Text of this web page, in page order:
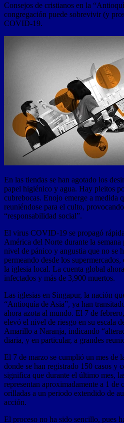
Consejos de cristianos en la
congregación puede sobrevivir (y
COVID-19.
En las tiendas se han agotado los
papel higiénico y agua. Hay pleitos
cubrebocas. Enojo emerge a medida
reuniéndose para el culto,
“responsabilidad social”.
El virus COVID-19 se propagó
América del Norte durante la semana
nivel de pánico y angustia que no se
permeando desde los
la iglesia local. La cuenta global
infectados y más de 3,900 muertos.
Las iglesias en Singapur, la nación
“Antioquía de Asia”, ya han
ahora azota al mundo. El 7 de
elevó el nivel de riesgo en su escala
Amarillo a Naranja, indicando
diaria, y en particular, a grandes
El 7 de marzo se cumplió un mes de
donde se han registrado 150 casos y
significa que durante el último mes,
representan aproximadamente a 1 de
orilladas a un periodo extendido de
acción.
El proceso no ha sido sencillo, pues